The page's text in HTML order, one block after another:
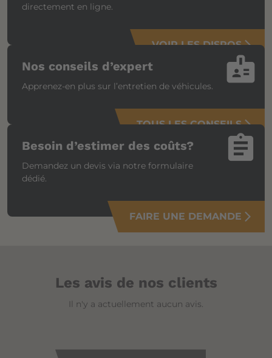
directement en ligne.
VOIR LES DISPOSarrow_forward_ios
badge
Nos conseils d’expert
Apprenez-en plus sur l’entretien de véhicules.
TOUS LES CONSEILSarrow_forward_ios
assignment
Besoin d’estimer des coûts?
Demandez un devis via notre formulaire
dédié.
FAIRE UNE DEMANDE arrow_forward_ios
Les avis de nos clients
Il n'y a actuellement aucun avis.